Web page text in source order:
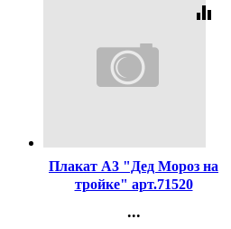
equalizer
Плакат А3 "Дед Мороз на
тройке" арт.71520
...